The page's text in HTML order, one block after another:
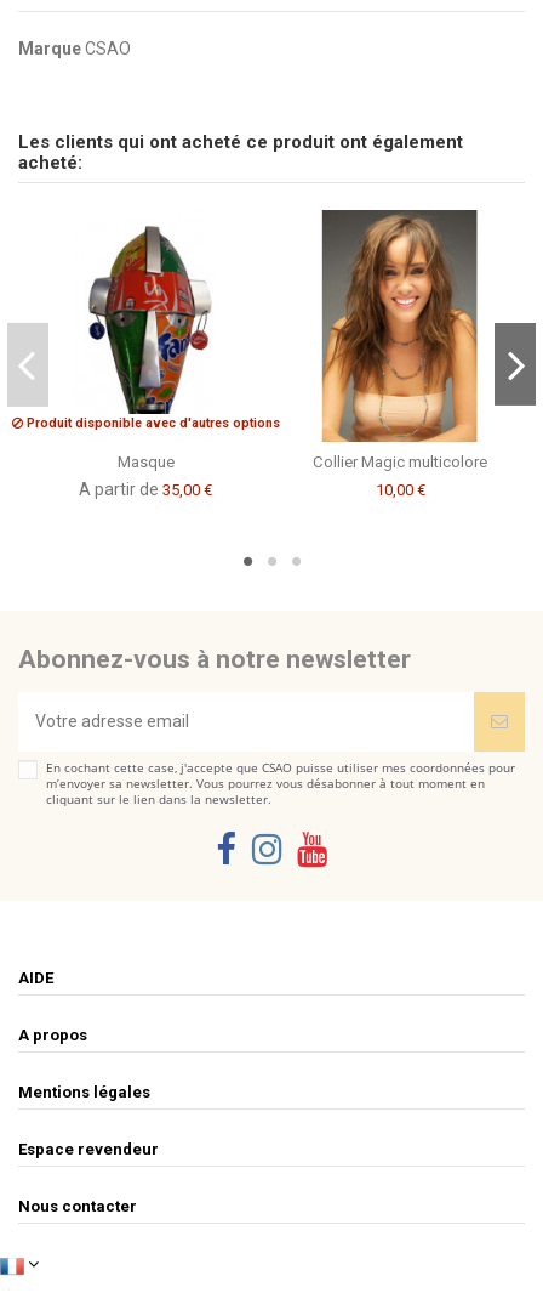
MarqueCSAO
Soyez le premier à poser une question sur ce produit !
Les clients qui ont acheté ce produit ont également
acheté:
Produit disponible avec d'autres options
Masque
A partir de 35,00 €
Collier Magic multicolore
10,00 €
Abonnez-vous à notre newsletter
En cochant cette case, j'accepte que CSAO puisse utiliser mes coordonnées pour
m’envoyer sa newsletter. Vous pourrez vous désabonner à tout moment en
cliquant sur le lien dans la newsletter.
AIDE
A propos
Mentions légales
Espace revendeur
Nous contacter